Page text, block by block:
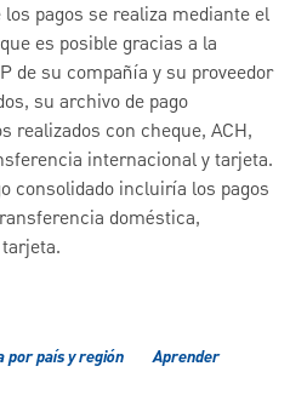
pagos se realiza mediante el
es posible gracias a la
de su compañía y su proveedor
su archivo de pago
realizados con cheque, ACH,
internacional y tarjeta.
consolidado incluiría los pagos
doméstica,
por país y región
Aprender